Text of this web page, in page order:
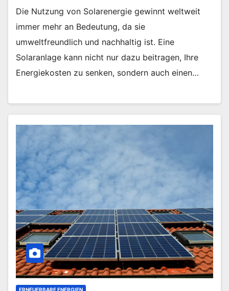
Die Nutzung von Solarenergie gewinnt weltweit
immer mehr an Bedeutung, da sie
umweltfreundlich und nachhaltig ist. Eine
Solaranlage kann nicht nur dazu beitragen, Ihre
Energiekosten zu senken, sondern auch einen…
ERNEUERBARE ENERGIEN